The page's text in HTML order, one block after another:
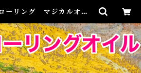
ーリング マジカルオイ
Oil | Airies Mystical
ミスティカル マダムアイ
の風水・本格白魔術